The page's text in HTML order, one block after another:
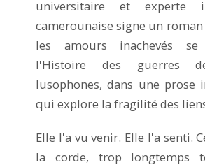
universitaire et experte
camerounaise signe un
les amours inachevés
l'Histoire des guerres
lusophones, dans une prose
qui explore la fragilité des
Elle l'a vu venir. Elle l'a senti.
la corde, trop longtemps